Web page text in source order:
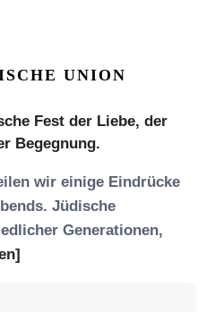
UNION
Fest der Liebe, der
Begegnung.
wir einige Eindrücke
Jüdische
Generationen,